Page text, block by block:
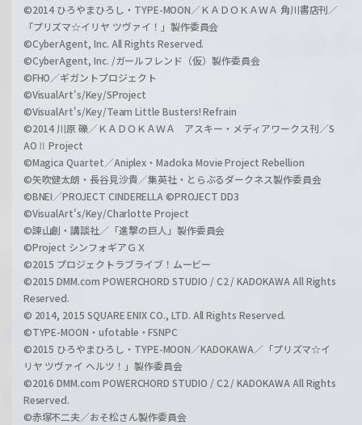
©2014 ひろやまひろし・TYPE-MOON／ＫＡＤＯＫＡＷＡ 角川書店刊／
「プリズマ☆イリヤ ツヴァイ！」製作委員会
©CyberAgent, Inc. All Rights Reserved.
©CyberAgent, Inc. /ガールフレンド（仮）製作委員会
©FHO／ギガントプロジェクト
©VisualArt's/Key/SProject
©VisualArt's/Key/Team Little Busters! Refrain
©2014 川原 礫／ＫＡＤＯＫＡＷＡ アスキー・メディアワークス刊／S
AOⅡ Project
©Magica Quartet／Aniplex・Madoka Movie Project Rebellion
©矢吹健太朗・長谷見沙貴／集英社・とらぶるダークネス製作委員会
©BNEI／PROJECT CINDERELLA ©PROJECT DD3
©VisualArt's/Key/Charlotte Project
©諫山創・講談社／「進撃の巨人」製作委員会
©Project シンフォギアＧＸ
©2015 プロジェクトラブライブ！ムービー
©2015 DMM.com POWERCHORD STUDIO / C2 / KADOKAWA All Rights
Reserved.
© 2014, 2015 SQUARE ENIX CO., LTD. All Rights Reserved.
©TYPE-MOON・ufotable・FSNPC
©2015 ひろやまひろし・TYPE-MOON／KADOKAWA／「プリズマ☆イ
リヤ ツヴァイ ヘルツ！」製作委員会
©2016 DMM.com POWERCHORD STUDIO / C2 / KADOKAWA All Rights
Reserved.
©赤塚不二夫／おそ松さん製作委員会